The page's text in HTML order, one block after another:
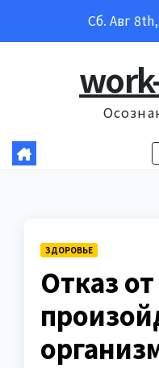
Сб. Авг
ЗДОРОВЬЕ
Отказ